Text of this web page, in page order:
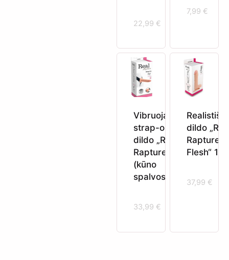
22,99 €
7,99 €
Vibruojantis
strap-on
dildo „Real
Rapture 8“
(kūno
spalvos)
33,99 €
dildo
Rapture
Flesh“ 10″
37,99 €